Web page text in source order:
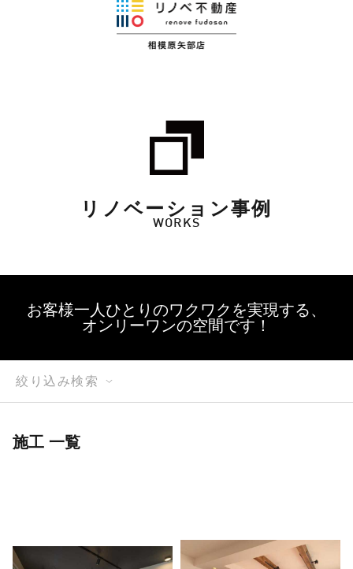
リノベーション事例
WORKS
お客様一人ひとりのワクワクを実現する、
オンリーワンの空間です！
絞り込み検索
施工 一覧